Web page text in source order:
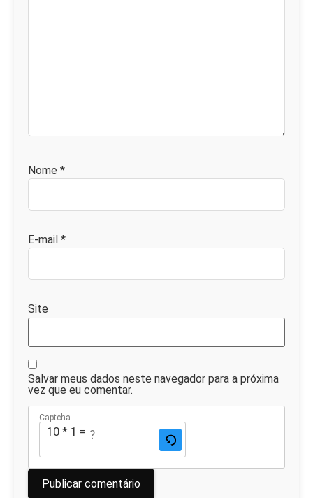
Nome *
E-mail *
Site
Salvar meus dados neste navegador para a próxima
vez que eu comentar.
Captcha
10 * 1 = ?